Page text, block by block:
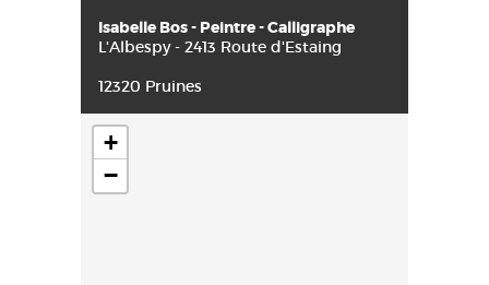
Isabelle Bos - Peintre - Calligraphe
L'Albespy - 2413 Route d'Estaing
12320 Pruines
+
−